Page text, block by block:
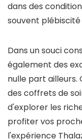
dans des
souvent
Dans un souci
également des
nulle part ailleurs.
des coffrets de
d'explorer les
profiter vos
l'expérience